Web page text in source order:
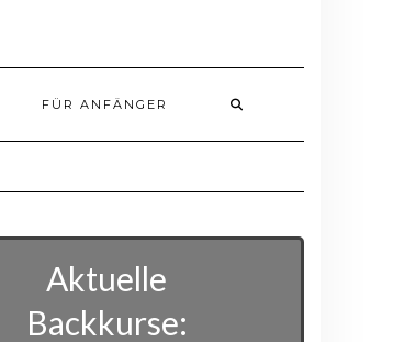
FÜR ANFÄNGER
Aktuelle
Backkurse: